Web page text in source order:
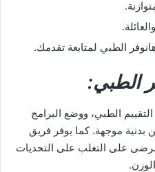
الطبي لمتابعة تقدمك.
الطبي:
الطبي، ووضع البرامج
بدنية موجهة. كما يوفر فريق
على التغلب على التحديات